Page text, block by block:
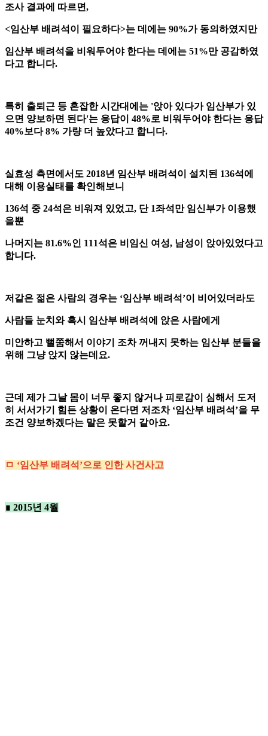
조사 결과에 따르면,
<임산부 배려석이 필요하다>는 데에는 90%가 동의하였지만
임산부 배려석을 비워두어야 한다는 데에는 51%만 공감하였
다고 합니다.
특히 출퇴근 등 혼잡한 시간대에는 '앉아 있다가 임산부가 있
으면 양보하면 된다'는 응답이 48%로 비워두어야 한다는 응답
40%보다 8% 가량 더 높았다고 합니다.
실효성 측면에서도 2018년 임산부 배려석이 설치된 136석에
대해 이용실태를 확인해보니
136석 중 24석은 비워져 있었고, 단 1좌석만 임신부가 이용했
을뿐
나머지는 81.6%인 111석은 비임신 여성, 남성이 앉아있었다고
합니다.
저같은 젊은 사람의 경우는 ‘임산부 배려석’이 비어있더라도
사람들 눈치와 혹시 임산부 배려석에 앉은 사람에게
미안하고 뻘쭘해서 이야기 조차 꺼내지 못하는 임산부 분들을
위해 그냥 앉지 않는데요.
근데 제가 그날 몸이 너무 좋지 않거나 피로감이 심해서 도저
히 서서가기 힘든 상황이 온다면 저조차 ‘임산부 배려석’을 무
조건 양보하겠다는 말은 못할거 같아요.
ㅁ ‘임산부 배려석’으로 인한 사건사고
∎ 2015년 4월